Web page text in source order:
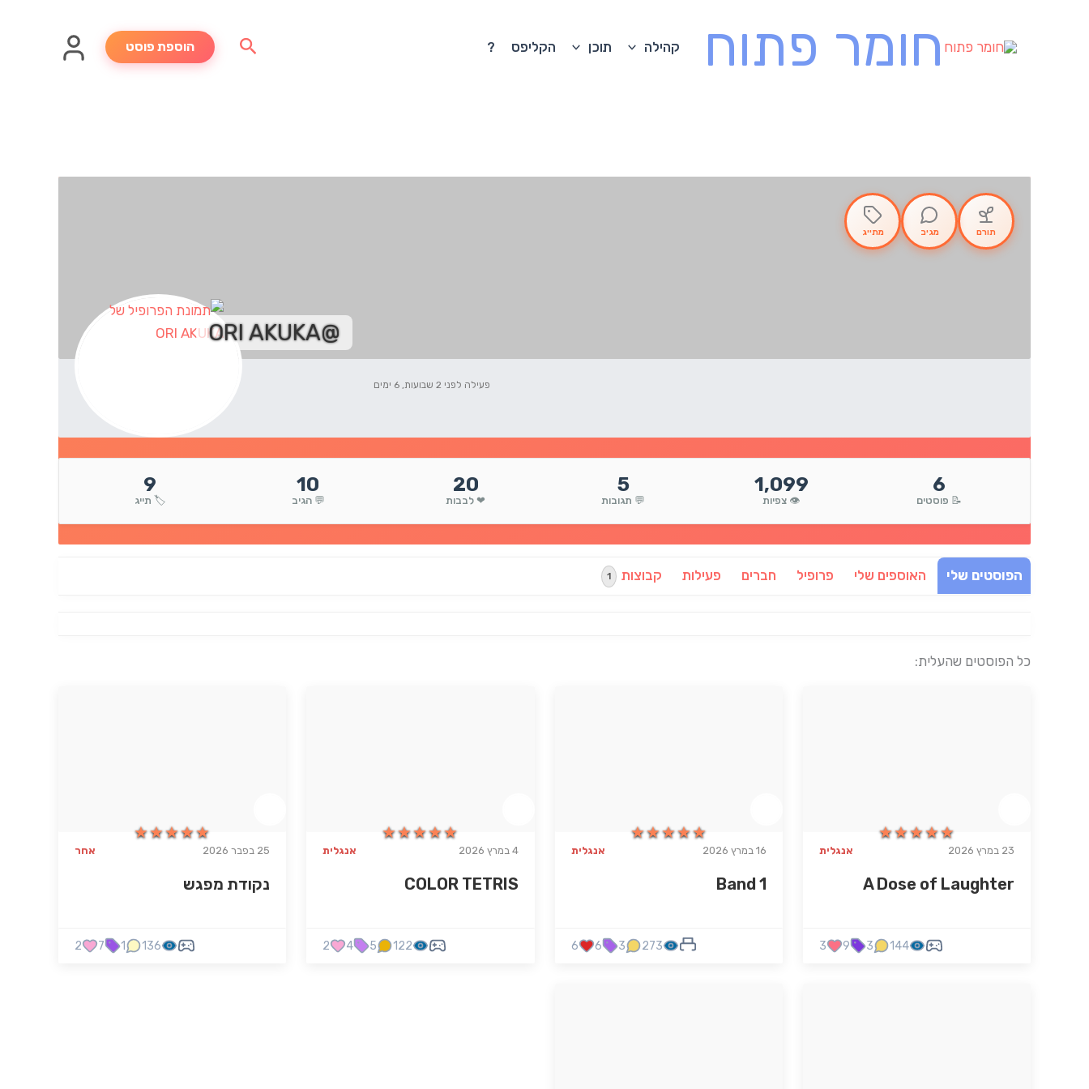
חומר פתוח קהילה תוכן הקליפס ? חיפוש הוספת פוסט
@ORI AKUKA
תורם מגיב מתייג
פעילה לפני 2 שבועות, 6 ימים
6
📝 פוסטים
1,099
👁️ צפיות
5
💬 תגובות
20
❤ לבבות
10
💬 הגיב
9
🏷️ תייג
הפוסטים שלי האוספים שלי פרופיל חברים פעילות קבוצות 1
כל הפוסטים שהעלית:
★★★★★
★★★★★
23 במרץ 2026 אנגלית
A Dose of Laughter
144
3
9
3
★★★★★
★★★★★
16 במרץ 2026 אנגלית
Band 1
273
3
6
6
★★★★★
★★★★★
4 במרץ 2026 אנגלית
COLOR TETRIS
122
5
4
2
★★★★★
★★★★★
25 בפבר 2026 אחר
נקודת מפגש
136
1
7
2